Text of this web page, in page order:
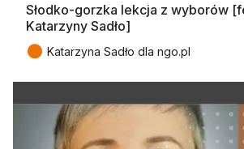
Słodko-gorzka lekcja z wyborów
Katarzyny Sadło]
● Katarzyna Sadło dla ngo.pl